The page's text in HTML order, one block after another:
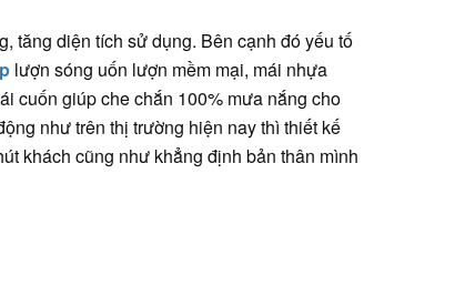
tăng diện tích sử dụng. Bên cạnh đó yếu tố
lượn sóng uốn lượn mềm mại, mái nhựa
cuốn giúp che chắn 100% mưa nắng cho
như trên thị trường hiện nay thì thiết kế
khách cũng như khẳng định bản thân mình